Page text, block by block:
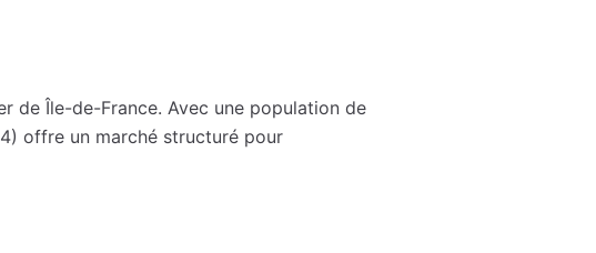
de Île-de-France. Avec une population de
) offre un marché structuré pour